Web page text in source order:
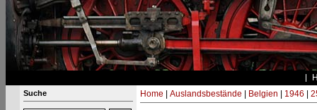
Suche Home Auslandsbestände Belgien 1946